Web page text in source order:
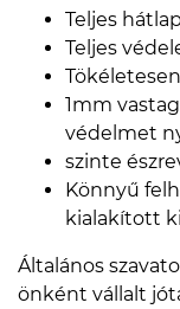
Teljes
Teljes
1mm
védelmet
szinte
Könnyű
kialakított
Általános
önként vállalt